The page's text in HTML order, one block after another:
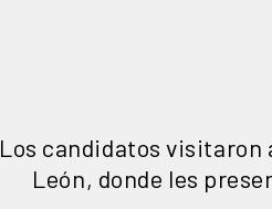
Los candidatos visitaron
León, donde les